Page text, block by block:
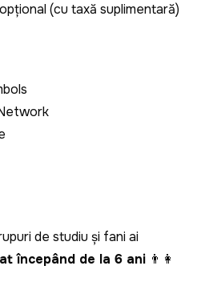
opțional (cu taxă suplimentară)
de studiu și fani ai
începând de la 6 ani 👨👩